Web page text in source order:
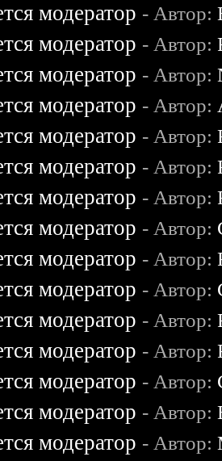
модератор - Автор:
модератор - Автор:
модератор - Автор:
модератор - Автор:
модератор - Автор:
модератор - Автор:
модератор - Автор:
модератор - Автор:
модератор - Автор:
модератор - Автор:
модератор - Автор:
модератор - Автор:
модератор - Автор:
модератор - Автор:
модератор - Автор: